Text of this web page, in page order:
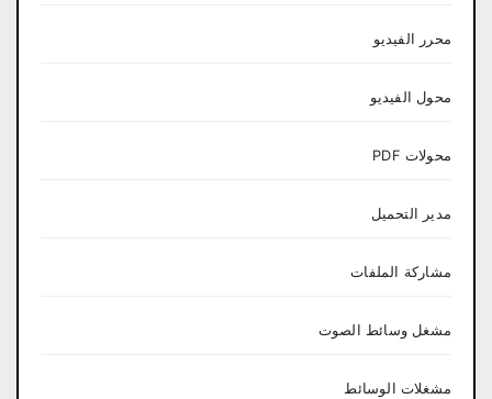
محرر الفيديو
محول الفيديو
محولات PDF
مدير التحميل
مشاركة الملفات
مشغل وسائط الصوت
مشغلات الوسائط